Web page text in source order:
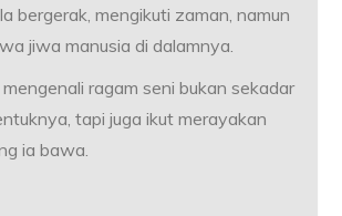
bergerak, mengikuti zaman, namun
jiwa manusia di dalamnya.
ragam seni bukan sekadar
tapi juga ikut merayakan
ia bawa.